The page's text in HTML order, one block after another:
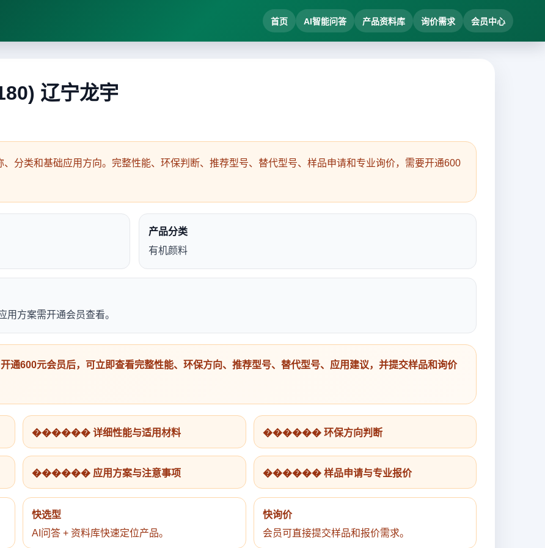
首页 AI智能问答 产品资料库 询价需求 会员中心
辽宁龙宇
、分类和基础应用方向。完整性能、环保判断、推荐型号、替代型号、样品申请和专业询价，需要开通600
产品分类
有机颜料
方案需开通会员查看。
通600元会员后，可立即查看完整性能、环保方向、推荐型号、替代型号、应用建议，并提交样品和询价
������ 详细性能与适用材料 ������ 环保方向判断
������ 应用方案与注意事项 ������ 样品申请与专业报价
快选型
AI问答 + 资料库快速定位产品。
快询价
会员可直接提交样品和报价需求。